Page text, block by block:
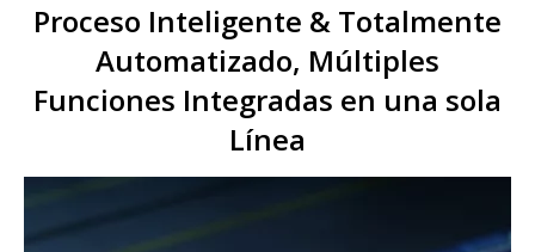
Proceso Inteligente & Totalmente
Automatizado, Múltiples
Funciones Integradas en una sola
Línea